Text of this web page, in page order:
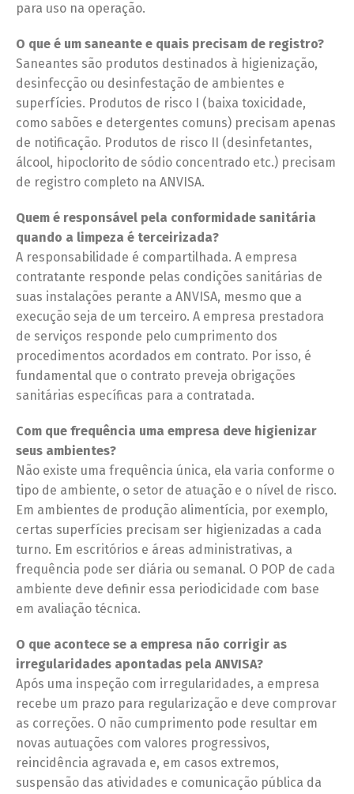
para uso na operação.
O que é um saneante e quais precisam de registro?
Saneantes são produtos destinados à higienização,
desinfecção ou desinfestação de ambientes e
superfícies. Produtos de risco I (baixa toxicidade,
como sabões e detergentes comuns) precisam apenas
de notificação. Produtos de risco II (desinfetantes,
álcool, hipoclorito de sódio concentrado etc.) precisam
de registro completo na ANVISA.
Quem é responsável pela conformidade sanitária
quando a limpeza é terceirizada?
A responsabilidade é compartilhada. A empresa
contratante responde pelas condições sanitárias de
suas instalações perante a ANVISA, mesmo que a
execução seja de um terceiro. A empresa prestadora
de serviços responde pelo cumprimento dos
procedimentos acordados em contrato. Por isso, é
fundamental que o contrato preveja obrigações
sanitárias específicas para a contratada.
Com que frequência uma empresa deve higienizar
seus ambientes?
Não existe uma frequência única, ela varia conforme o
tipo de ambiente, o setor de atuação e o nível de risco.
Em ambientes de produção alimentícia, por exemplo,
certas superfícies precisam ser higienizadas a cada
turno. Em escritórios e áreas administrativas, a
frequência pode ser diária ou semanal. O POP de cada
ambiente deve definir essa periodicidade com base
em avaliação técnica.
O que acontece se a empresa não corrigir as
irregularidades apontadas pela ANVISA?
Após uma inspeção com irregularidades, a empresa
recebe um prazo para regularização e deve comprovar
as correções. O não cumprimento pode resultar em
novas autuações com valores progressivos,
reincidência agravada e, em casos extremos,
suspensão das atividades e comunicação pública da